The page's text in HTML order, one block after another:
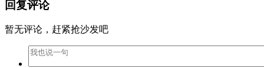
回复评论
暂无评论，赶紧抢沙发吧